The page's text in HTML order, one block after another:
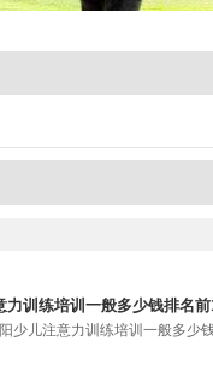
力训练培训一般多少钱排名前
少儿注意力训练培训一般多少